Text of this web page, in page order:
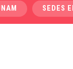
SEDES